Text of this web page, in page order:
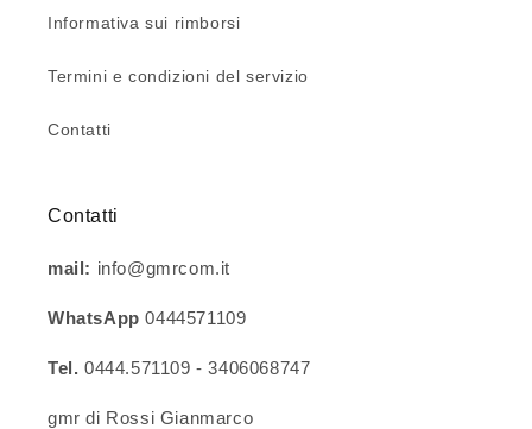
Informativa sui rimborsi
Termini e condizioni del servizio
Contatti
Contatti
mail: info@gmrcom.it
WhatsApp0444571109
Tel. 0444.571109 - 3406068747
gmr di Rossi Gianmarco